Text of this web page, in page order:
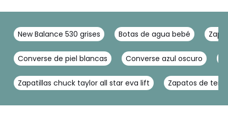
New Balance 530 grises Botas de agua bebé
Converse de piel blancas Converse azul oscuro
Zapatillas chuck taylor all star eva lift Zapatos de